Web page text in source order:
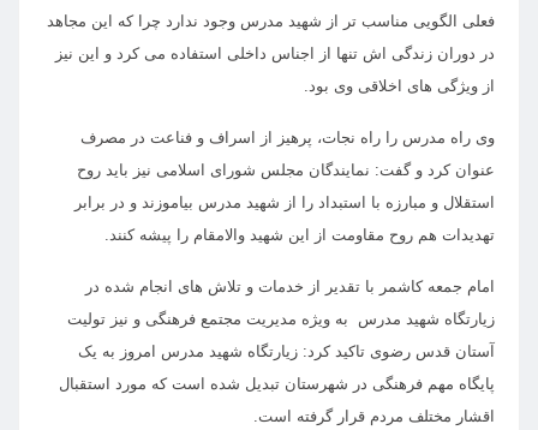
فعلی الگویی مناسب تر از شهید مدرس وجود ندارد چرا که این مجاهد
در دوران زندگی اش تنها از اجناس داخلی استفاده می کرد و این نیز
از ویژگی های اخلاقی وی بود.
وی راه مدرس را راه نجات، پرهیز از اسراف و فناعت در مصرف
عنوان کرد و گفت: نمایندگان مجلس شورای اسلامی نیز باید روح
استقلال و مبارزه با استبداد را از شهید مدرس بیاموزند و در برابر
تهدیدات هم روح مقاومت از این شهید والامقام را پیشه کنند.
امام جمعه کاشمر با تقدیر از خدمات و تلاش های انجام شده در
زیارتگاه شهید مدرس به ویژه مدیریت مجتمع فرهنگی و نیز تولیت
آستان قدس رضوی تاکید کرد: زیارتگاه شهید مدرس امروز به یک
پایگاه مهم فرهنگی در شهرستان تبدیل شده است که مورد استقبال
اقشار مختلف مردم قرار گرفته است.